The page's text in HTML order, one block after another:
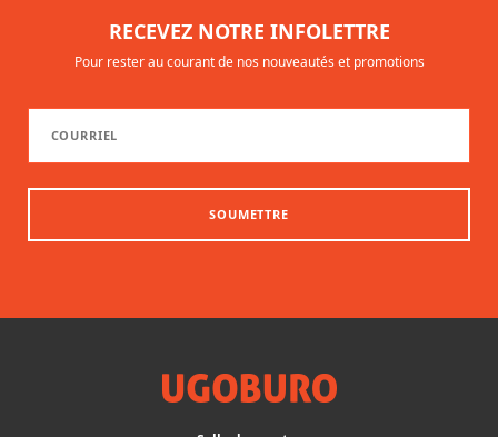
RECEVEZ NOTRE INFOLETTRE
Pour rester au courant de nos nouveautés et promotions
SOUMETTRE